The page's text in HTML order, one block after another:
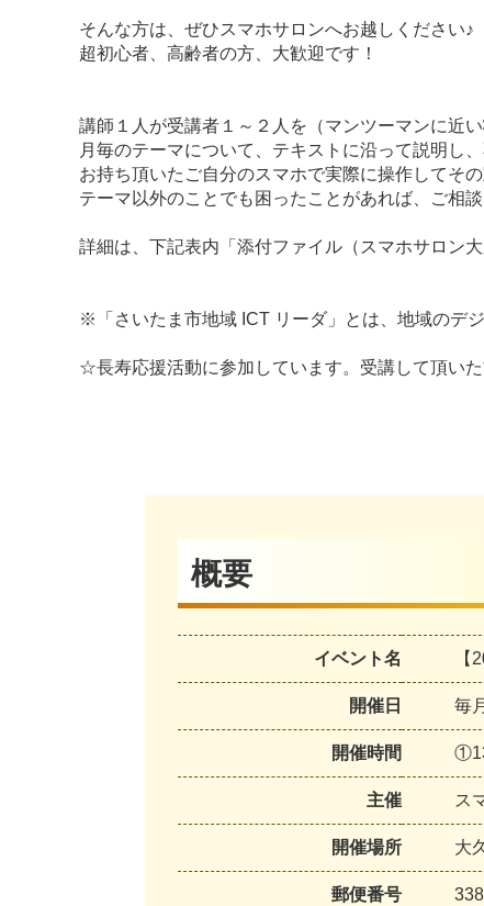
そんな方は、ぜひスマホサロンへお越しください♪
超初心者、高齢者の方、大歓迎です！
講師１人が受講者１～２人を（マンツーマンに近い
月毎のテーマについて、テキストに沿って説明し
お持ち頂いたご自分のスマホで実際に操作してそ
テーマ以外のことでも困ったことがあれば、ご相談
詳細は、下記表内「添付ファイル（スマホサロン
※「さいたま市地域 ICT リーダ」とは、地域のデ
☆長寿応援活動に参加しています。受講して頂い
概要
イベント名
開催日 毎
開催時間
主催 ス
開催場所 大
郵便番号